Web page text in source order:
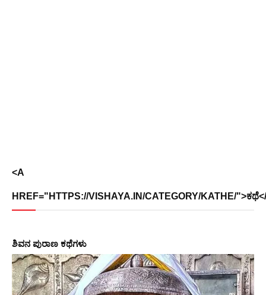
<A
HREF="HTTPS://VISHAYA.IN/CATEGORY/KATHE/
ಶಿವನ ಪುರಾಣ ಕಥೆಗಳು